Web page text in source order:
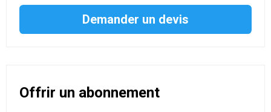
Demander un devis
Offrir un abonnement